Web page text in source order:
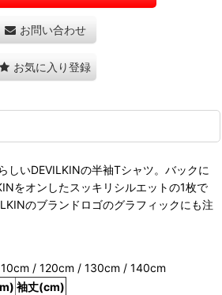
お問い合わせ
お気に入り登録
しいDEVILKINの半袖Tシャツ。バックに
をオンしたスッキリシルエットの1枚で
のブランドロゴのグラフィックにも注
/ 120cm / 130cm / 140cm
袖丈(cm)